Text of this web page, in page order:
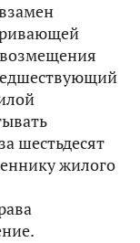
возмещения
шестьдесят
жилого